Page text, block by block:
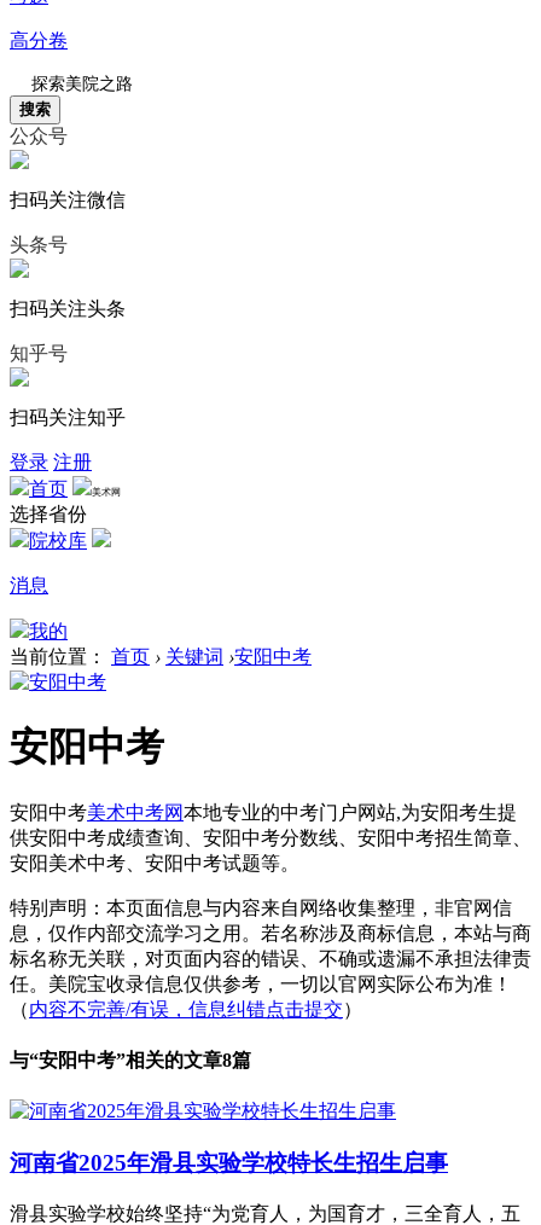
高分卷
搜索
公众号
扫码关注微信
头条号
扫码关注头条
知乎号
扫码关注知乎
登录 注册
首页
美术网
选择省份
院校库
消息
我的
当前位置：
首页 › 关键词 ›安阳中考
安阳中考
安阳中考美术中考网本地专业的中考门户网站,为安阳考生提
供安阳中考成绩查询、安阳中考分数线、安阳中考招生简章、
安阳美术中考、安阳中考试题等。
特别声明：本页面信息与内容来自网络收集整理，非官网信
息，仅作内部交流学习之用。若名称涉及商标信息，本站与商
标名称无关联，对页面内容的错误、不确或遗漏不承担法律责
任。美院宝收录信息仅供参考，一切以官网实际公布为准！
（内容不完善/有误，信息纠错点击提交）
与“安阳中考”相关的文章8篇
河南省2025年滑县实验学校特长生招生启事
滑县实验学校始终坚持“为党育人，为国育才，三全育人，五